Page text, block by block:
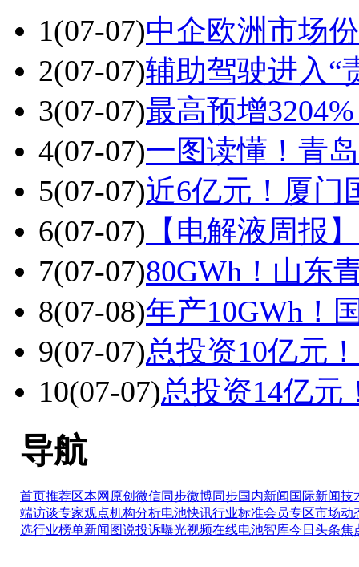
1(07-07)中企欧洲市场
2(07-07)辅助驾驶进入“
3(07-07)最高预增
4(07-07)一图读懂！青
5(07-07)近6亿元！厦门
6(07-07) 【电解液周报
7(07-07)80GWh！山东
8(07-08)年产10GWh！
9(07-07)总投资10亿元
10(07-07)总投资14亿元
导航
首页推荐区本网原创 微信同步微博同步国内新闻 国际新闻技
端访谈专家观点机构分析电池快讯行业标准会员专区市场动
选行业榜单新闻图说投诉曝光视频在线电池智库今日头条焦